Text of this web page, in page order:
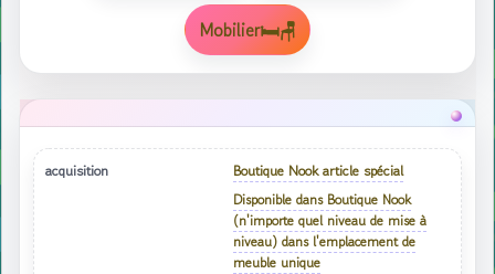
Mobilier🛏🪑
acquisition
Boutique Nook article spécial
Disponible dans Boutique Nook
(n'importe quel niveau de mise à
niveau) dans l'emplacement de
meuble unique